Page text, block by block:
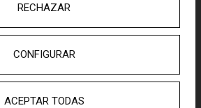
Saint Croix eleva un 16%
su Ebitda en 2025 gracias
RECHAZAR
CONFIGURAR
ACEPTAR TODAS